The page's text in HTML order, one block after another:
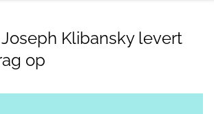
Klibansky levert
op